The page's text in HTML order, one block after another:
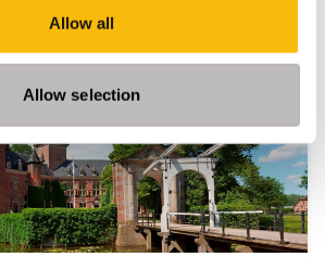
Allow all
Allow selection
spanning. In het New
ontwikkel je jouw besluitvorming,
en constructieve tegenspraak,